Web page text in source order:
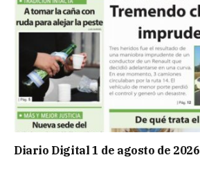
Diario Digital 1 de agosto de 2026